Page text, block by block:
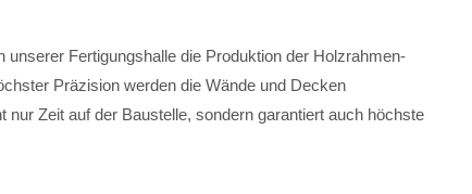
unserer Fertigungshalle die Produktion der Holzrahmen-
Präzision werden die Wände und Decken
nur Zeit auf der Baustelle, sondern garantiert auch höchste